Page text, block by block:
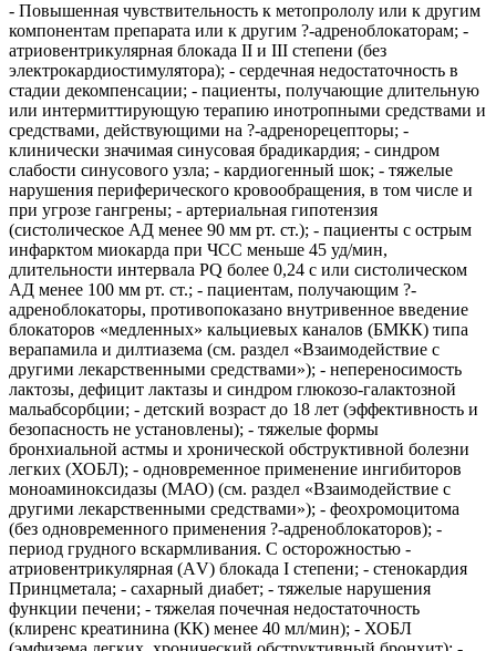
- Повышенная чувствительность к метопрололу или к другим
компонентам препарата или к другим ?-адреноблокаторам; -
атриовентрикулярная блокада II и III степени (без
электрокардиостимулятора); - сердечная недостаточность в
стадии декомпенсации; - пациенты, получающие длительную
или интермиттирующую терапию инотропными средствами и
средствами, действующими на ?-адренорецепторы; -
клинически значимая синусовая брадикардия; - синдром
слабости синусового узла; - кардиогенный шок; - тяжелые
нарушения периферического кровообращения, в том числе и
при угрозе гангрены; - артериальная гипотензия
(систолическое АД менее 90 мм рт. ст.); - пациенты с острым
инфарктом миокарда при ЧСС меньше 45 уд/мин,
длительности интервала РQ более 0,24 с или систолическом
АД менее 100 мм рт. ст.; - пациентам, получающим ?-
адреноблокаторы, противопоказано внутривенное введение
блокаторов «медленных» кальциевых каналов (БМКК) типа
верапамила и дилтиазема (см. раздел «Взаимодействие с
другими лекарственными средствами»); - непереносимость
лактозы, дефицит лактазы и синдром глюкозо-галактозной
мальабсорбции; - детский возраст до 18 лет (эффективность и
безопасность не установлены); - тяжелые формы
бронхиальной астмы и хронической обструктивной болезни
легких (ХОБЛ); - одновременное применение ингибиторов
моноаминоксидазы (МАО) (см. раздел «Взаимодействие с
другими лекарственными средствами»); - феохромоцитома
(без одновременного применения ?-адреноблокаторов); -
период грудного вскармливания. С осторожностью -
атриовентрикулярная (АV) блокада I степени; - стенокардия
Принцметала; - сахарный диабет; - тяжелые нарушения
функции печени; - тяжелая почечная недостаточность
(клиренс креатинина (КК) менее 40 мл/мин); - ХОБЛ